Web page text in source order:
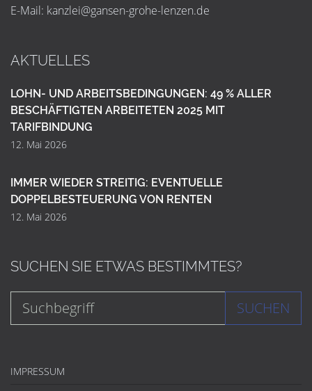
E-Mail: kanzlei@gansen-grohe-lenzen.de
AKTUELLES
LOHN- UND ARBEITSBEDINGUNGEN: 49 % ALLER
BESCHÄFTIGTEN ARBEITETEN 2025 MIT
TARIFBINDUNG
12. Mai 2026
IMMER WIEDER STREITIG: EVENTUELLE
DOPPELBESTEUERUNG VON RENTEN
12. Mai 2026
SUCHEN SIE ETWAS BESTIMMTES?
SUCHEN
IMPRESSUM